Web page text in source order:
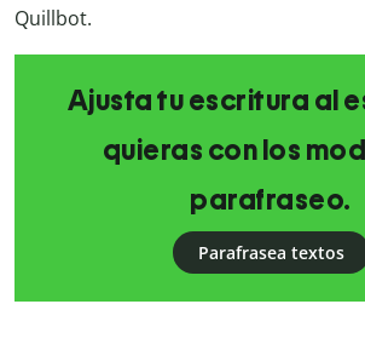
Quillbot.
Ajusta tu escritura al
quieras con los
parafraseo.
Parafrasea textos